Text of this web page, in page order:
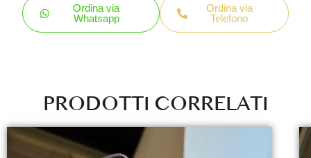
Ordina via
Whatsapp
Ordina via
Telefono
PRODOTTI CORRELATI